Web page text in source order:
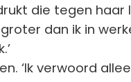
die tegen haar
dan ik in
‘Ik verwoord